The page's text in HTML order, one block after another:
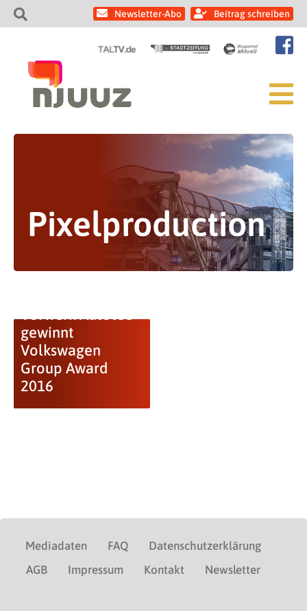
Newsletter-Abo Beitrag schreiben
Pixelproduction
gewinnt
Volkswagen
Group Award
2016
Mediadaten FAQ
Datenschutzerklärung
AGB
Impressum Kontakt Newsletter